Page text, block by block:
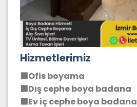
Hizmetlerimiz
⬛Ofis boyama
⬛Dış cephe boya badana
⬛Ev iç cephe boya badana